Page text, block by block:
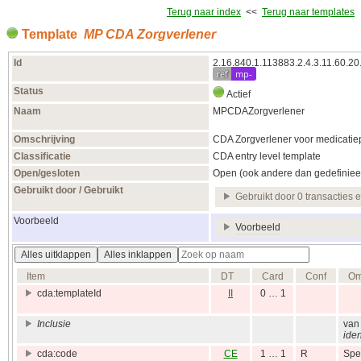
Terug naar index << Terug naar templates
Template MP CDA Zorgverlener
Id
ref mp-
Status
Actief
Naam
MPCDAZorgverlener
Omschrijving
CDA Zorgverlener voor
Classificatie
CDA entry level template
Open/gesloten
Open (ook andere dan
Gebruikt door / Gebruikt
Gebruikt door 0 transacties
Voorbeeld
Voorbeeld
Alles uitklappen
Alles inklappen
Item
DT Card Conf
cda:templateId
0 … 1
Inclusie
van
cda:code
CE 1 … 1 R